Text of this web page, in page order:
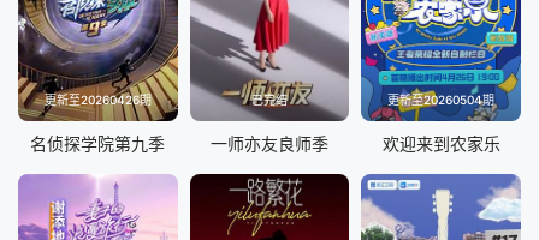
更新至20260426期
名侦探学院第九季
已完结
一师亦友良师季
更新至20260504期
欢迎来到农家乐